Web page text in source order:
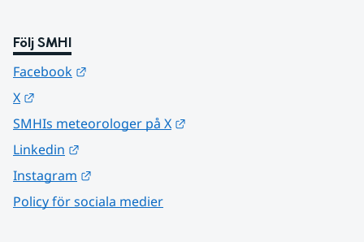
Följ SMHI
Facebook
X
SMHIs meteorologer på X
Linkedin
Instagram
Policy för sociala medier